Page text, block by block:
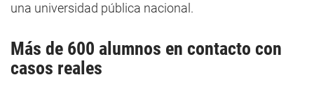
una universidad pública nacional.
Más de 600 alumnos en contacto con
casos reales